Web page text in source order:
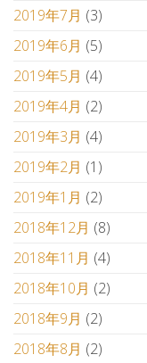
2019年7月 (3)
2019年6月 (5)
2019年5月 (4)
2019年4月 (2)
2019年3月 (4)
2019年2月 (1)
2019年1月 (2)
2018年12月 (8)
2018年11月 (4)
2018年10月 (2)
2018年9月 (2)
2018年8月 (2)